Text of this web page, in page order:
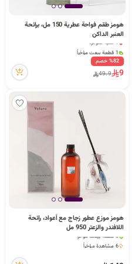
اهومز طقم فواحة عطرية 150 مل، برائحة
العنبر الداكن
1 قطعة بيعت مؤخراً
9 مشاهدة مؤخراً
1 كمية متوفرة
1 قطعة بيعت مؤخراً
9 مشاهدة مؤخراً
%82 خصم
9
49.9
هومز موزع عطور زجاج مع أعواد، رائحة
اللافندر والزعتر 950 مل
6 مشاهدة مؤخراً